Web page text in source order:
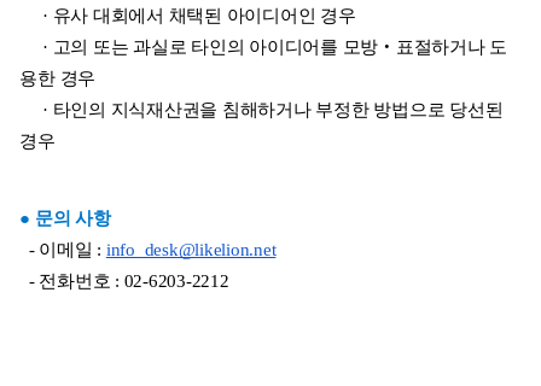
· 유사 대회에서 채택된 아이디어인 경우
· 고의 또는 과실로 타인의 아이디어를 모방‧표절하거나 도
용한 경우
· 타인의 지식재산권을 침해하거나 부정한 방법으로 당선된
경우
● 문의 사항
- 이메일 : info_desk@likelion.net
- 전화번호 : 02-6203-2212